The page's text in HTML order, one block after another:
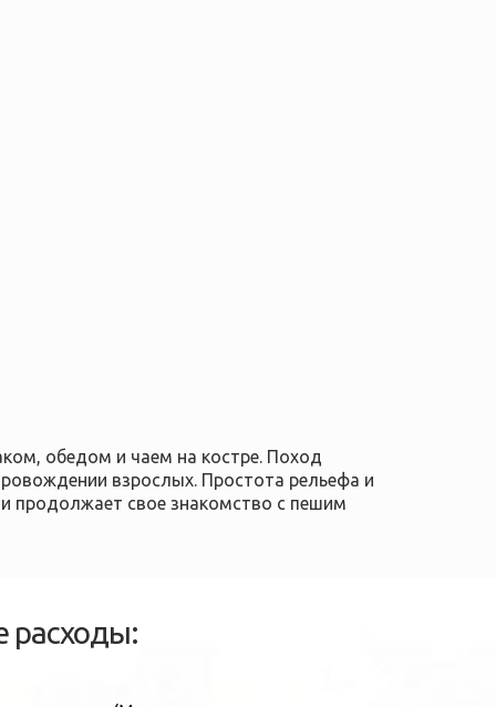
обедом и чаем на костре. Поход
взрослых. Простота рельефа и
продолжает свое знакомство с пешим
расходы: